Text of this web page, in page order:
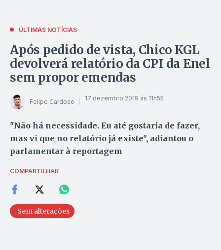
ÚLTIMAS NOTÍCIAS
Após pedido de vista, Chico KGL
devolverá relatório da CPI da Enel
sem propor emendas
Felipe Cardoso 17 dezembro 2019 às 11h55
"Não há necessidade. Eu até gostaria de fazer,
mas vi que no relatório já existe", adiantou o
parlamentar à reportagem
COMPARTILHAR
Sem alterações